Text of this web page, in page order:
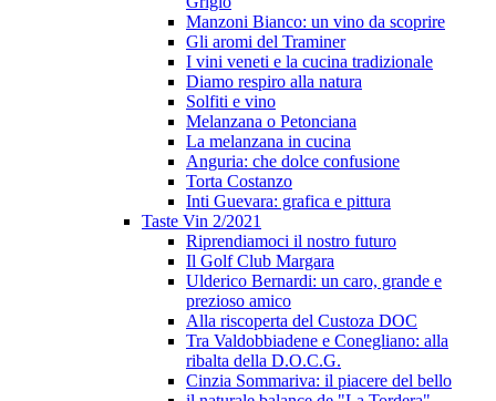
Manzoni Bianco: un vino da scoprire
Gli aromi del Traminer
I vini veneti e la cucina tradizionale
Diamo respiro alla natura
Solfiti e vino
Melanzana o Petonciana
La melanzana in cucina
Anguria: che dolce confusione
Torta Costanzo
Inti Guevara: grafica e pittura
Taste Vin 2/2021
Riprendiamoci il nostro futuro
Il Golf Club Margara
Ulderico Bernardi: un caro, grande e
prezioso amico
Alla riscoperta del Custoza DOC
Tra Valdobbiadene e Conegliano: alla
ribalta della D.O.C.G.
Cinzia Sommariva: il piacere del bello